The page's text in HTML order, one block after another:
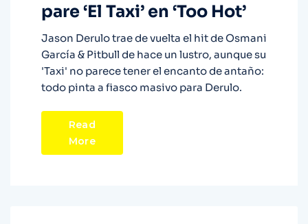
pare ‘El Taxi’ en ‘Too Hot’
Jason Derulo trae de vuelta el hit de Osmani
García & Pitbull de hace un lustro, aunque su
'Taxi' no parece tener el encanto de antaño:
todo pinta a fiasco masivo para Derulo.
Read
More